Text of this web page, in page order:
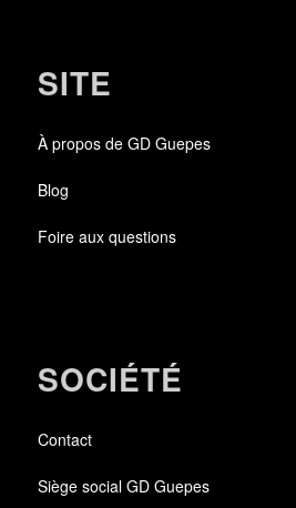
SITE
À propos de GD Guepes
Blog
Foire aux questions
SOCIÉTÉ
Contact
Siège social GD Guepes